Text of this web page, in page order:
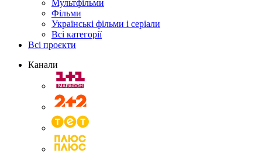
Мультфільми
Фільми
Українські фільми і серіали
Всі категорії
Всі проєкти
Канали